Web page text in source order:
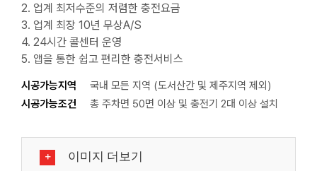
2. 업계 최저수준의 저렴한 충전요금
3. 업계 최장 10년 무상A/S
4. 24시간 콜센터 운영
5. 앱을 통한 쉽고 편리한 충전서비스
시공가능지역
국내 모든 지역 (도서산간 및 제주지역 제외)
시공가능조건
총 주차면 50면 이상 및 충전기 2대 이상 설치
이미지 더보기